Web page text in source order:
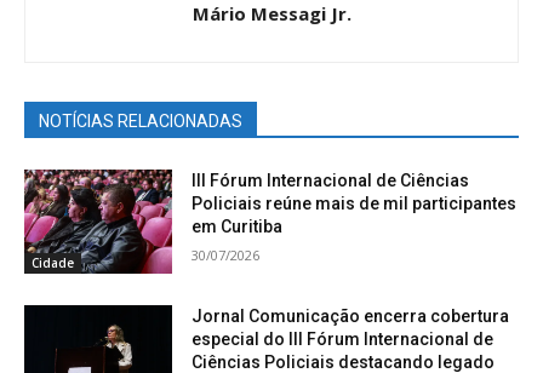
Mário Messagi Jr.
NOTÍCIAS RELACIONADAS
Cidade
III Fórum Internacional de Ciências
Policiais reúne mais de mil participantes
em Curitiba
30/07/2026
Jornal Comunicação encerra cobertura
especial do III Fórum Internacional de
Ciências Policiais destacando legado